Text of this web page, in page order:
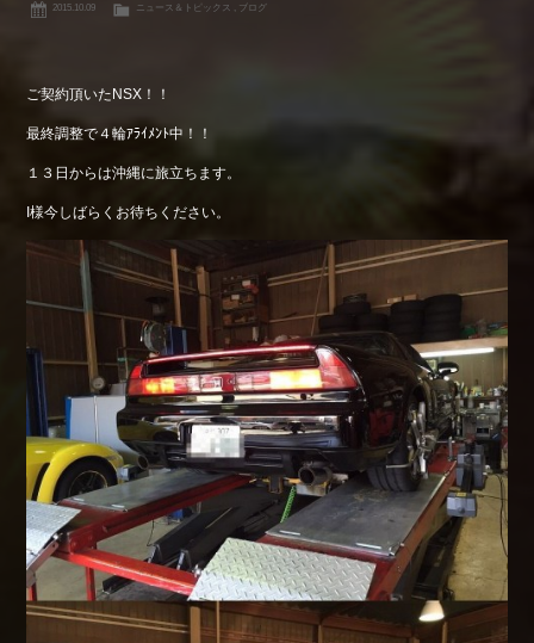
2015.10.09 ニュース＆トピックス , ブログ
ご契約頂いたNSX！！
最終調整で４輪ｱﾗｲﾒﾝﾄ中！！
１３日からは沖縄に旅立ちます。
I様今しばらくお待ちください。